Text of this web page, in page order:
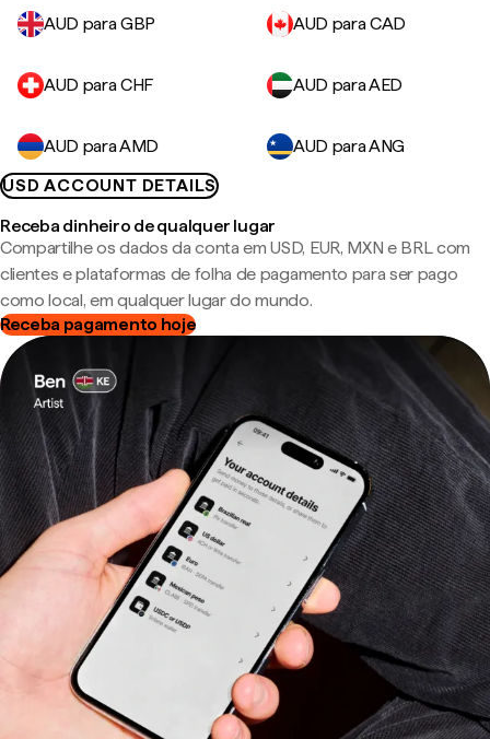
AUD para GBP AUD para CAD
AUD para CHF AUD para AED
AUD para AMD
AUD para ANG
USD ACCOUNT DETAILS
Receba dinheiro de qualquer lugar
Compartilhe os dados da conta em USD, EUR, MXN e BRL com
clientes e plataformas de folha de pagamento para ser pago
como local, em qualquer lugar do mundo.
Receba pagamento hoje